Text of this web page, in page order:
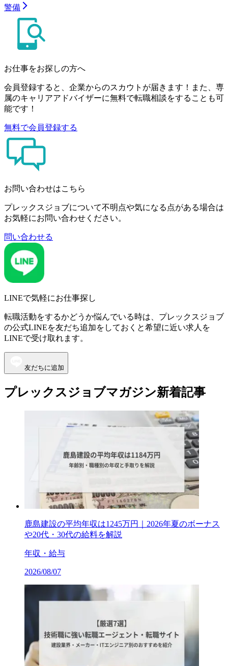
警備
お仕事をお探しの方へ
会員登録すると、企業からのスカウトが届きます！また、専
属のキャリアアドバイザーに無料で転職相談をすることも可
能です！
無料で会員登録する
お問い合わせはこちら
プレックスジョブについて不明点や気になる点がある場合は
お気軽にお問い合わせください。
問い合わせる
LINEで気軽にお仕事探し
転職活動をするかどうか悩んでいる時は、プレックスジョブ
の公式LINEを友だち追加をしておくと希望に近い求人を
LINEで受け取れます。
友だちに追加
プレックスジョブマガジン新着記事
鹿島建設の平均年収は1245万円｜2026年夏のボーナス
や20代・30代の給料を解説
年収・給与
2026/08/07